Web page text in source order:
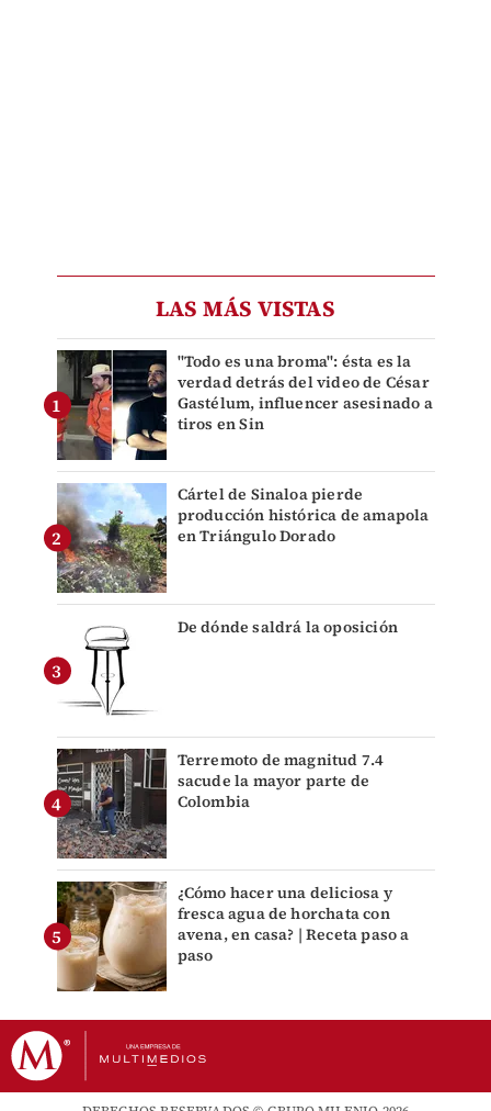
LAS MÁS VISTAS
"Todo es una broma": ésta es la
verdad detrás del video de César
Gastélum, influencer asesinado a
tiros en Sin
Cártel de Sinaloa pierde
producción histórica de amapola
en Triángulo Dorado
De dónde saldrá la oposición
Terremoto de magnitud 7.4
sacude la mayor parte de
Colombia
¿Cómo hacer una deliciosa y
fresca agua de horchata con
avena, en casa? | Receta paso a
paso